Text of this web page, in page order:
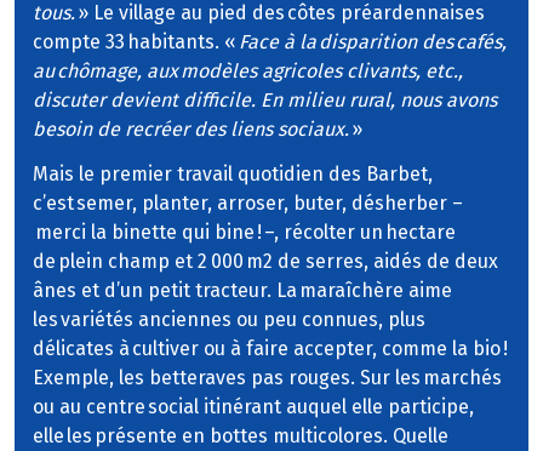
tous.» Le village au pied des côtes préardennaises
compte 33 habitants. « Face à la disparition des cafés,
au chômage, aux modèles agricoles clivants, etc.,
discuter devient difficile. En milieu rural, nous avons
besoin de recréer des liens sociaux.»
Mais le premier travail quotidien des Barbet,
c’est semer, planter, arroser, buter, désherber –
merci la binette qui bine ! –, récolter un hectare
de plein champ et 2 000 m2 de serres, aidés de deux
ânes et d’un petit tracteur. La maraîchère aime
les variétés anciennes ou peu connues, plus
délicates à cultiver ou à faire accepter, comme la bio !
Exemple, les betteraves pas rouges. Sur les marchés
ou au centre social itinérant auquel elle participe,
elle les présente en bottes multicolores. Quelle